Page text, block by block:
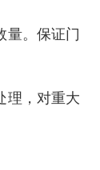
量。保证门
理，对重大